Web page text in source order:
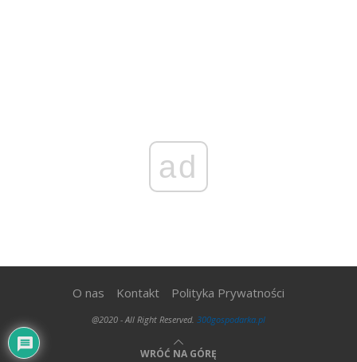
ad
O nas Kontakt Polityka Prywatności
@2020 - All Right Reserved. 300gospodarka.pl
WRÓĆ NA GÓRĘ